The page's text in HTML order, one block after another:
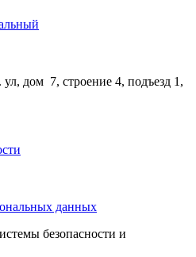
ул, дом 7, строение 4, подъезд 1,
данных
безопасности и